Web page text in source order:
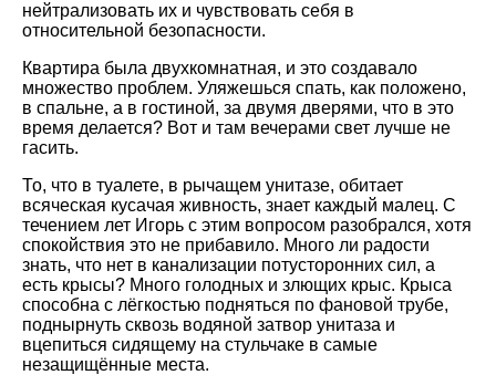
нейтрализовать их и чувствовать себя в
относительной безопасности.
Квартира была двухкомнатная, и это создавало
множество проблем. Уляжешься спать, как положено,
в спальне, а в гостиной, за двумя дверями, что в это
время делается? Вот и там вечерами свет лучше не
гасить.
То, что в туалете, в рычащем унитазе, обитает
всяческая кусачая живность, знает каждый малец. С
течением лет Игорь с этим вопросом разобрался, хотя
спокойствия это не прибавило. Много ли радости
знать, что нет в канализации потусторонних сил, а
есть крысы? Много голодных и злющих крыс. Крыса
способна с лёгкостью подняться по фановой трубе,
поднырнуть сквозь водяной затвор унитаза и
вцепиться сидящему на стульчаке в самые
незащищённые места.